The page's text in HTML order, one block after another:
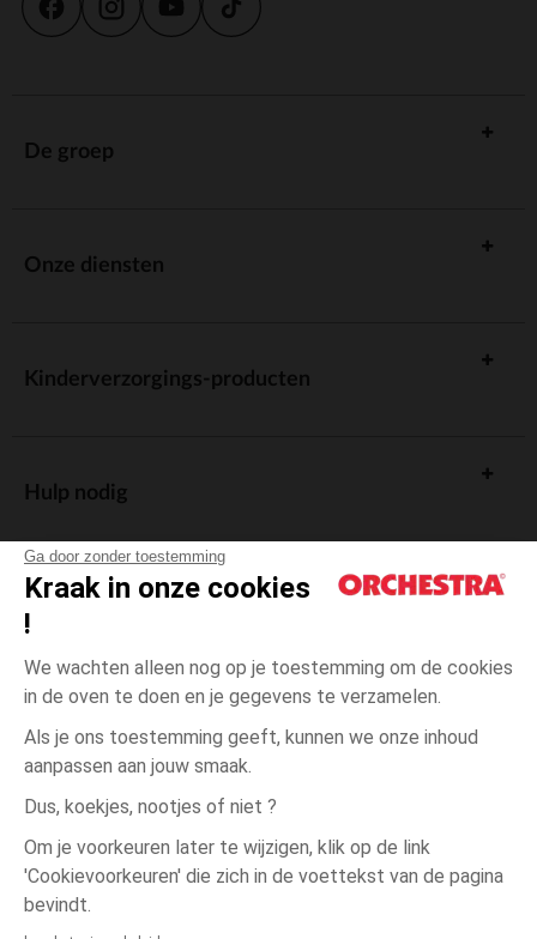
Ga door zonder toestemming
Kraak in onze cookies
!
We wachten alleen nog op je toestemming om de cookies
in de oven te doen en je gegevens te verzamelen.
Als je ons toestemming geeft, kunnen we onze inhoud
aanpassen aan jouw smaak.
Dus, koekjes, nootjes of niet ?
Om je voorkeuren later te wijzigen, klik op de link
'Cookievoorkeuren' die zich in de voettekst van de pagina
bevindt.
Zwart Zwart 20
De groep
Onze diensten
Kinderverzorgings-producten
Hulp nodig
Algemene verkoopsvoorwaarden
Wettelijke bepalingen
Persoonsgegevens